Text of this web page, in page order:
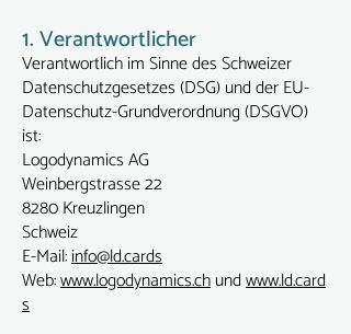
1. Verantwortlicher
Verantwortlich im Sinne des Schweizer
Datenschutzgesetzes (DSG) und der EU-
Datenschutz-Grundverordnung (DSGVO)
ist:
Logodynamics AG
Weinbergstrasse 22
8280 Kreuzlingen
Schweiz
E-Mail:info@ld.cards
Web:www.logodynamics.chundwww.ld.card
s